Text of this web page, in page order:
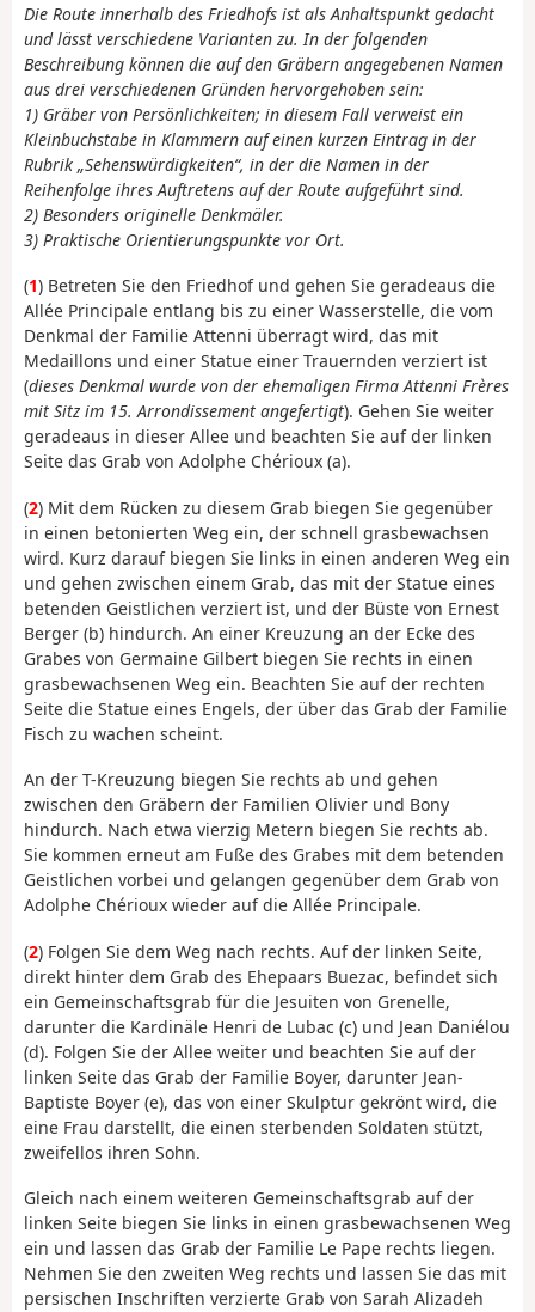
Die Route innerhalb des Friedhofs ist als Anhaltspunkt gedacht
und lässt verschiedene Varianten zu. In der folgenden
Beschreibung können die auf den Gräbern angegebenen Namen
aus drei verschiedenen Gründen hervorgehoben sein:
1) Gräber von Persönlichkeiten; in diesem Fall verweist ein
Kleinbuchstabe in Klammern auf einen kurzen Eintrag in der
Rubrik „Sehenswürdigkeiten“, in der die Namen in der
Reihenfolge ihres Auftretens auf der Route aufgeführt sind.
2) Besonders originelle Denkmäler.
3) Praktische Orientierungspunkte vor Ort.
(1) Betreten Sie den Friedhof und gehen Sie geradeaus die
Allée Principale entlang bis zu einer Wasserstelle, die vom
Denkmal der Familie Attenni überragt wird, das mit
Medaillons und einer Statue einer Trauernden verziert ist
(dieses Denkmal wurde von der ehemaligen Firma Attenni Frères
mit Sitz im 15. Arrondissement angefertigt). Gehen Sie weiter
geradeaus in dieser Allee und beachten Sie auf der linken
Seite das Grab von Adolphe Chérioux (a).
(2) Mit dem Rücken zu diesem Grab biegen Sie gegenüber
in einen betonierten Weg ein, der schnell grasbewachsen
wird. Kurz darauf biegen Sie links in einen anderen Weg ein
und gehen zwischen einem Grab, das mit der Statue eines
betenden Geistlichen verziert ist, und der Büste von Ernest
Berger (b) hindurch. An einer Kreuzung an der Ecke des
Grabes von Germaine Gilbert biegen Sie rechts in einen
grasbewachsenen Weg ein. Beachten Sie auf der rechten
Seite die Statue eines Engels, der über das Grab der Familie
Fisch zu wachen scheint.
An der T-Kreuzung biegen Sie rechts ab und gehen
zwischen den Gräbern der Familien Olivier und Bony
hindurch. Nach etwa vierzig Metern biegen Sie rechts ab.
Sie kommen erneut am Fuße des Grabes mit dem betenden
Geistlichen vorbei und gelangen gegenüber dem Grab von
Adolphe Chérioux wieder auf die Allée Principale.
(2) Folgen Sie dem Weg nach rechts. Auf der linken Seite,
direkt hinter dem Grab des Ehepaars Buezac, befindet sich
ein Gemeinschaftsgrab für die Jesuiten von Grenelle,
darunter die Kardinäle Henri de Lubac (c) und Jean Daniélou
(d). Folgen Sie der Allee weiter und beachten Sie auf der
linken Seite das Grab der Familie Boyer, darunter Jean-
Baptiste Boyer (e), das von einer Skulptur gekrönt wird, die
eine Frau darstellt, die einen sterbenden Soldaten stützt,
zweifellos ihren Sohn.
Gleich nach einem weiteren Gemeinschaftsgrab auf der
linken Seite biegen Sie links in einen grasbewachsenen Weg
ein und lassen das Grab der Familie Le Pape rechts liegen.
Nehmen Sie den zweiten Weg rechts und lassen Sie das mit
persischen Inschriften verzierte Grab von Sarah Alizadeh